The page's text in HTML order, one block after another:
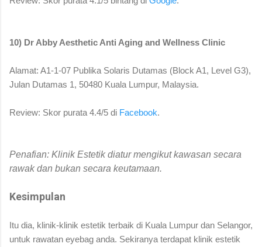
10) Dr Abby Aesthetic Anti Aging and Wellness Clinic
Alamat: A1-1-07 Publika Solaris Dutamas (Block A1, Level G3),
Julan Dutamas 1, 50480 Kuala Lumpur, Malaysia.
Review: Skor purata 4.4/5 di Facebook.
Penafian: Klinik Estetik diatur mengikut kawasan secara
rawak dan bukan secara keutamaan.
Kesimpulan
Itu dia, klinik-klinik estetik terbaik di Kuala Lumpur dan Selangor,
untuk rawatan eyebag anda. Sekiranya terdapat klinik estetik